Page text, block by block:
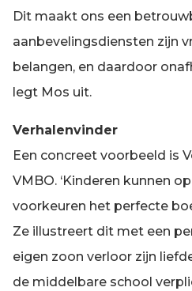
Dit maakt ons een
aanbevelingsdiensten zijn
belangen, en daardoor
legt Mos uit.
Verhalenvinder
Een concreet voorbeeld is
VMBO. ‘Kinderen kunnen
voorkeuren het perfecte
Ze illustreert dit met een
eigen zoon verloor zijn
de middelbare school